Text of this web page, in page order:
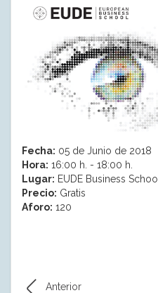
Fecha: 05 de Junio de 2018
Hora: 16:00 h. - 18:00 h.
Lugar: EUDE Business School
Precio: Gratis
Aforo: 120
Anterior